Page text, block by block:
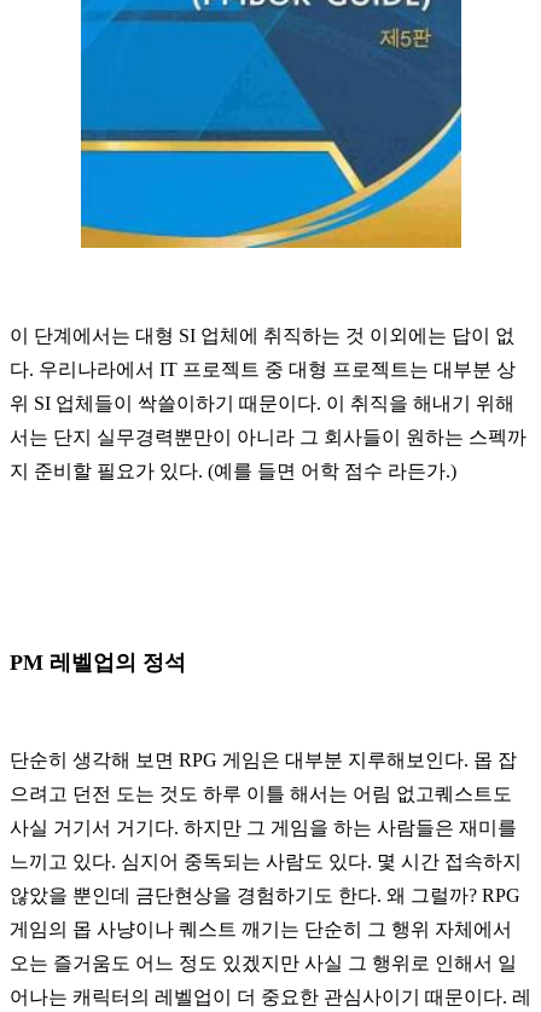
이 단계에서는 대형 SI 업체에 취직하는 것 이외에는 답이 없
다. 우리나라에서 IT 프로젝트 중 대형 프로젝트는 대부분 상
위 SI 업체들이 싹쓸이하기 때문이다. 이 취직을 해내기 위해
서는 단지 실무경력뿐만이 아니라 그 회사들이 원하는 스펙까
지 준비할 필요가 있다. (예를 들면 어학 점수 라든가.)
PM 레벨업의 정석
단순히 생각해 보면 RPG 게임은 대부분 지루해보인다. 몹 잡
으려고 던전 도는 것도 하루 이틀 해서는 어림 없고퀘스트도
사실 거기서 거기다. 하지만 그 게임을 하는 사람들은 재미를
느끼고 있다. 심지어 중독되는 사람도 있다. 몇 시간 접속하지
않았을 뿐인데 금단현상을 경험하기도 한다. 왜 그럴까? RPG
게임의 몹 사냥이나 퀘스트 깨기는 단순히 그 행위 자체에서
오는 즐거움도 어느 정도 있겠지만 사실 그 행위로 인해서 일
어나는 캐릭터의 레벨업이 더 중요한 관심사이기 때문이다. 레